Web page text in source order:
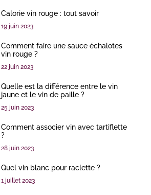
Calorie vin rouge : tout savoir
19 juin 2023
Comment faire une sauce échalotes
vin rouge ?
22 juin 2023
Quelle est la différence entre le vin
jaune et le vin de paille ?
25 juin 2023
Comment associer vin avec tartiflette
?
28 juin 2023
Quel vin blanc pour raclette ?
1 juillet 2023